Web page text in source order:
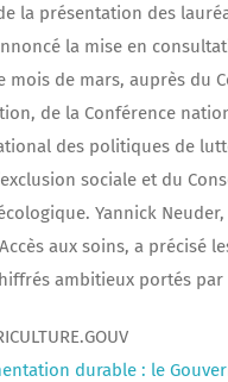
la présentation des
la mise en
mois de mars, auprès du
de la Conférence
des politiques de
sociale et du
Yannick
aux soins, a précisé
ambitieux portés par
durable : le